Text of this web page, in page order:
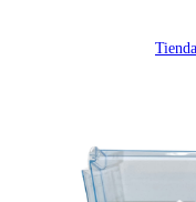
Tienda